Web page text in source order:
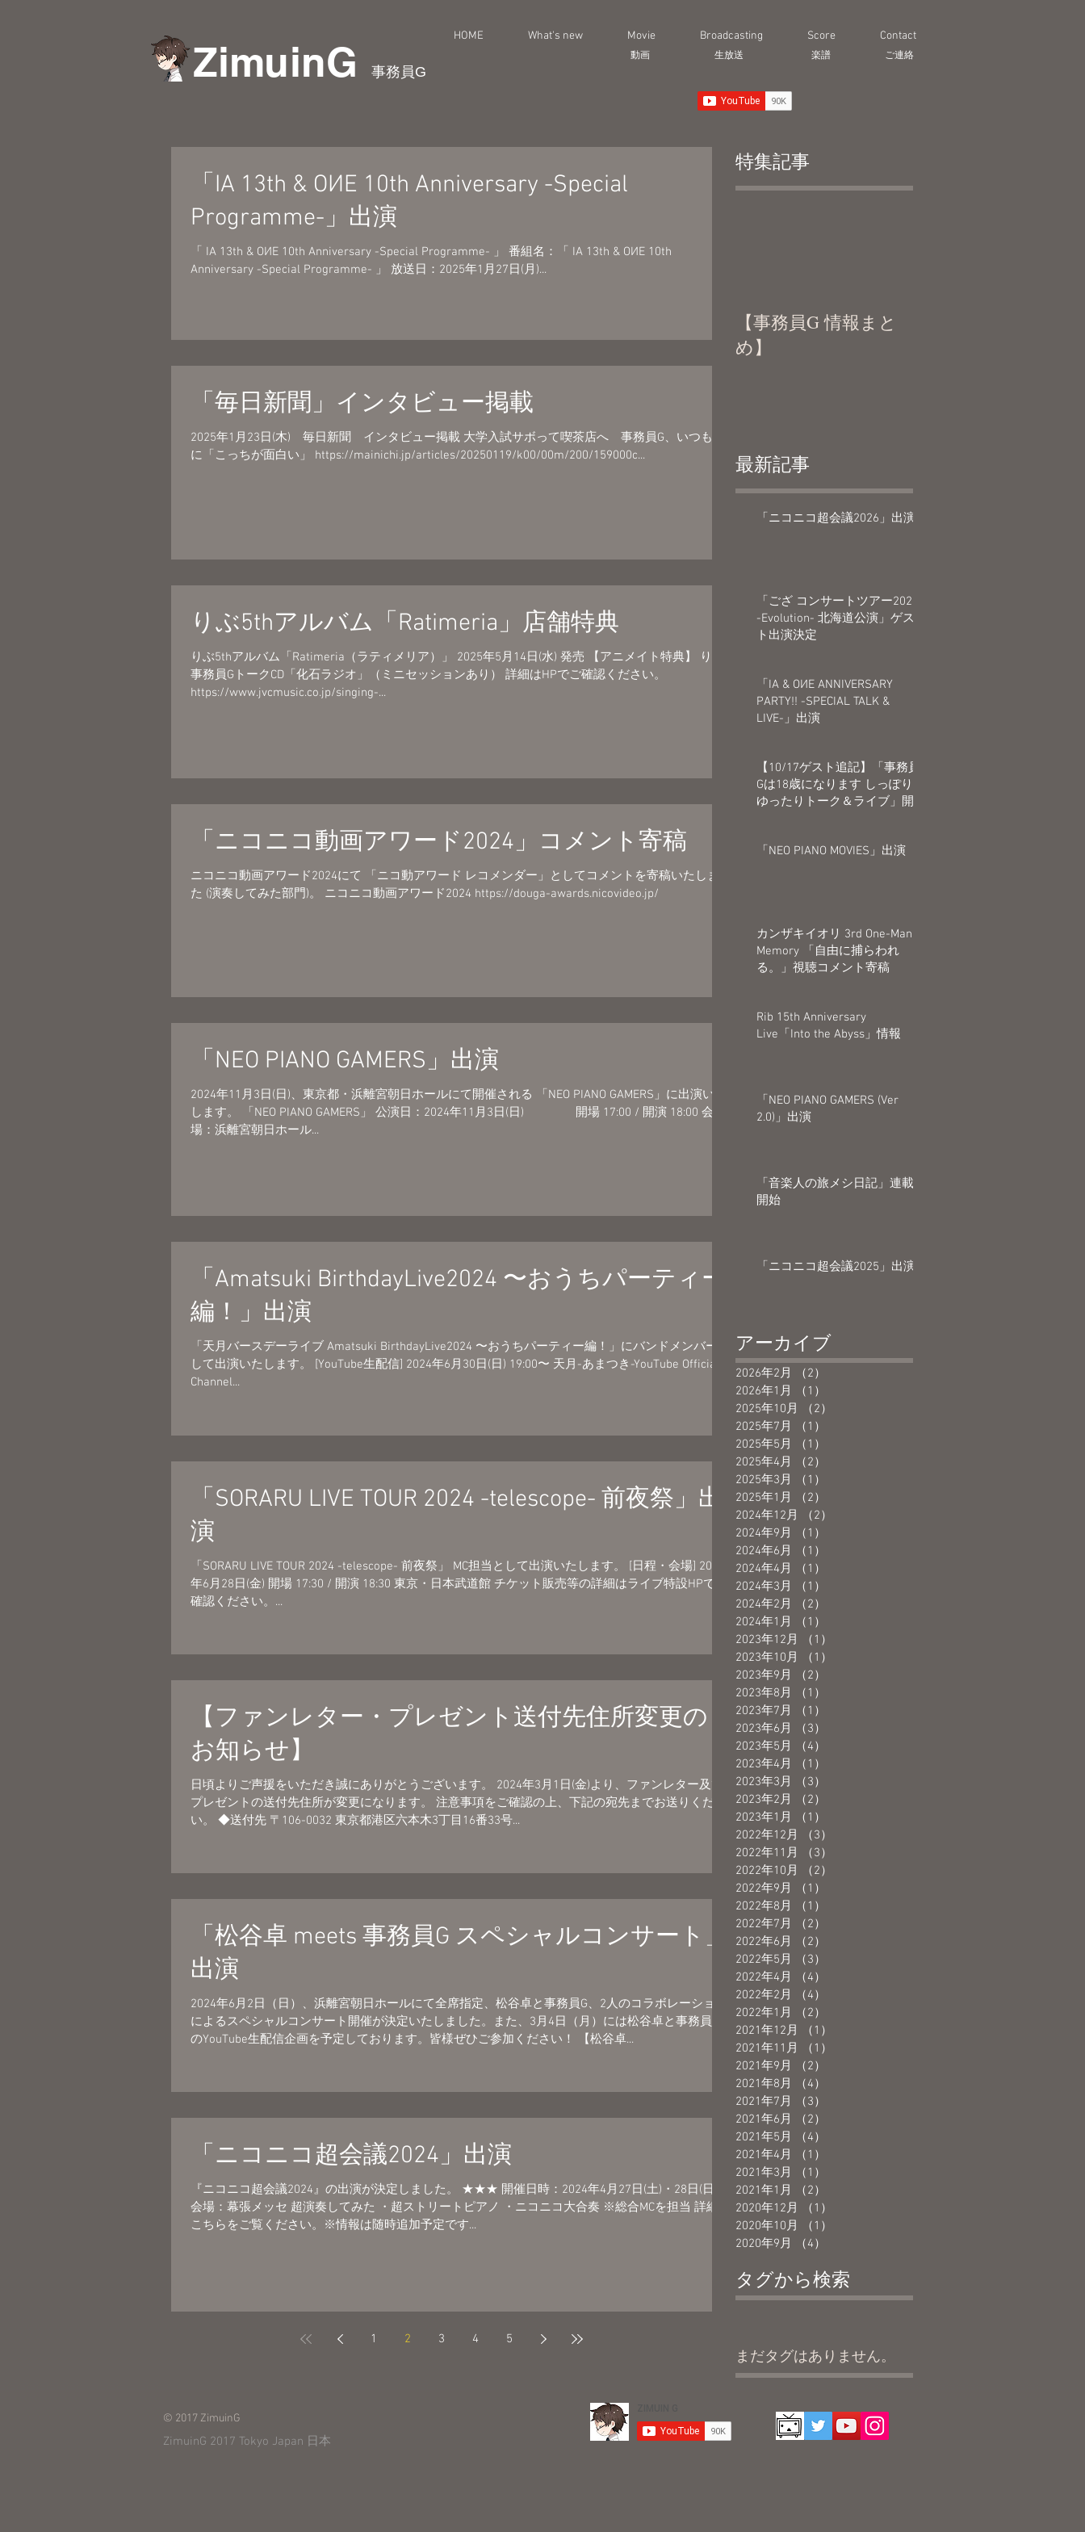
ZimuinG 事務員G
HOME What's new Movie Broadcasting Score Contact
動画 生放送 ​楽譜 ご連絡
「IA 13th & OИE 10th Anniversary -Special
Programme-」出演
「 IA 13th & OИE 10th Anniversary -Special Programme- 」 番組名：「 IA 13th & OИE 10th
Anniversary -Special Programme- 」 放送日：2025年1月27日(月)...
「毎日新聞」インタビュー掲載
2025年1月23日(木) 毎日新聞 インタビュー掲載 大学入試サボって喫茶店へ 事務員G、いつも心
に「こっちが面白い」 https://mainichi.jp/articles/20250119/k00/00m/200/159000c...
りぶ5thアルバム「Ratimeria」店舗特典
りぶ5thアルバム「Ratimeria（ラティメリア）」 2025年5月14日(水) 発売 【アニメイト特典】 りぶ×
事務員GトークCD「化石ラジオ」（ミニセッションあり） 詳細はHPでご確認ください。
https://www.jvcmusic.co.jp/singing-...
「ニコニコ動画アワード2024」コメント寄稿
ニコニコ動画アワード2024にて 「ニコ動アワード レコメンダー」としてコメントを寄稿いたしまし
た (演奏してみた部門)。 ニコニコ動画アワード2024 https://douga-awards.nicovideo.jp/
「NEO PIANO GAMERS」出演
2024年11月3日(日)、東京都・浜離宮朝日ホールにて開催される 「NEO PIANO GAMERS」に出演いた
します。 「NEO PIANO GAMERS」 公演日：2024年11月3日(日) 開場 17:00 / 開演 18:00 会
場：浜離宮朝日ホール...
「Amatsuki BirthdayLive2024 〜おうちパーティー
編！」出演
「天月バースデーライブ Amatsuki BirthdayLive2024 〜おうちパーティー編！」にバンドメンバーと
して出演いたします。 [YouTube生配信] 2024年6月30日(日) 19:00〜 天月-あまつき-YouTube Official
Channel...
「SORARU LIVE TOUR 2024 -telescope- 前夜祭」出
演
「SORARU LIVE TOUR 2024 -telescope- 前夜祭」 MC担当として出演いたします。 [日程・会場] 2024
年6月28日(金) 開場 17:30 / 開演 18:30 東京・日本武道館 チケット販売等の詳細はライブ特設HPでご
確認ください。...
【ファンレター・プレゼント送付先住所変更の
お知らせ】
日頃よりご声援をいただき誠にありがとうございます。 2024年3月1日(金)より、ファンレター及び
プレゼントの送付先住所が変更になります。 注意事項をご確認の上、下記の宛先までお送りくださ
い。 ◆送付先 〒106-0032 東京都港区六本木3丁目16番33号...
「松谷卓 meets 事務員G スペシャルコンサート」
出演
2024年6月2日（日）、浜離宮朝日ホールにて全席指定、松谷卓と事務員G、2人のコラボレーション
によるスペシャルコンサート開催が決定いたしました。また、3月4日（月）には松谷卓と事務員Gと
のYouTube生配信企画を予定しております。皆様ぜひご参加ください！ 【松谷卓...
「ニコニコ超会議2024」出演
『ニコニコ超会議2024』の出演が決定しました。 ★★★ 開催日時：2024年4月27日(土)・28日(日)
会場：幕張メッセ 超演奏してみた ・超ストリートピアノ ・ニコニコ大合奏 ※総合MCを担当 詳細は
こちらをご覧ください。※情報は随時追加予定です...
1 2 3 4 5
特集記事
【事務員G 情報まと
め】
最新記事
「ニコニコ超会議2026」出演
「ござ コンサートツアー2026
-Evolution- 北海道公演」ゲス
ト出演決定
「IA & OИE ANNIVERSARY
PARTY!! -SPECIAL TALK &
LIVE-」出演
【10/17ゲスト追記】「事務員
Gは18歳になります しっぽり
ゆったりトーク＆ライブ」開
「NEO PIANO MOVIES」出演
カンザキイオリ 3rd One-Man
Memory 「自由に捕らわれ
る。」視聴コメント寄稿
Rib 15th Anniversary
Live「Into the Abyss」情報
「NEO PIANO GAMERS (Ver
2.0)」出演
「音楽人の旅メシ日記」連載
開始
「ニコニコ超会議2025」出演
アーカイブ
2026年2月 （2）
2026年1月
（1）
2025年10月
（2）
2025年7月
（1）
2025年5月
（1）
2025年4月
（2）
2025年3月
（1）
2025年1月
（2）
2024年12月
（2）
2024年9月
（1）
2024年6月
（1）
2024年4月
（1）
2024年3月
（1）
2024年2月
（2）
2024年1月
（1）
2023年12月
（1）
2023年10月
（1）
2023年9月
（2）
2023年8月
（1）
2023年7月
（1）
2023年6月
（3）
2023年5月
（4）
2023年4月
（1）
2023年3月
（3）
2023年2月
（2）
2023年1月
（1）
2022年12月
（3）
2022年11月
（3）
2022年10月
（2）
2022年9月
（1）
2022年8月
（1）
2022年7月
（2）
2022年6月
（2）
2022年5月
（3）
2022年4月
（4）
2022年2月
（4）
2022年1月
（2）
2021年12月
（1）
2021年11月
（1）
2021年9月
（2）
2021年8月
（4）
2021年7月
（3）
2021年6月
（2）
2021年5月
（4）
2021年4月
（1）
2021年3月
（1）
2021年1月
（2）
2020年12月
（1）
2020年10月
（1）
2020年9月
（4）
タグから検索
まだタグはありません。
© 2017 ZimuinG
ZimuinG 2017 Tokyo Japan 日本